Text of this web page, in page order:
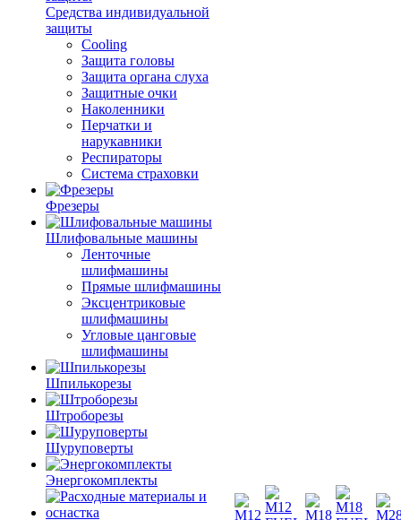
Средства индивидуальной
защиты
Cooling
Защита головы
Защита органа слуха
Защитные очки
Наколенники
Перчатки и
нарукавники
Респираторы
Система страховки
Фрезеры
Шлифовальные машины
Ленточные
шлифмашины
Прямые шлифмашины
Эксцентриковые
шлифмашины
Угловые цанговые
шлифмашины
Шпилькорезы
Штроборезы
Шуруповерты
Энергокомплекты